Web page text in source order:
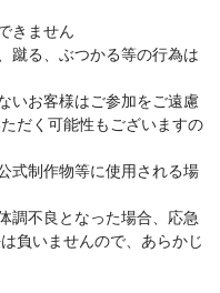
きません
蹴る、ぶつかる等の行為は
いお客様はご参加をご遠慮
だく可能性もございますの
式制作物等に使用される場
調不良となった場合、応急
負いませんので、あらかじ